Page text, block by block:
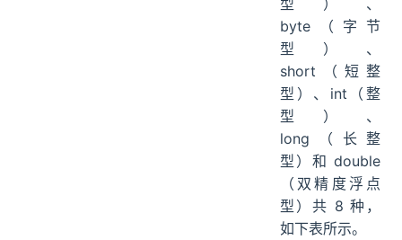
型）、
byte（字节
型）、
short（短整
型）、int（整
型）、
long（长整
型）和 double
（双精度浮点
型）共 8 种，
如下表所示。